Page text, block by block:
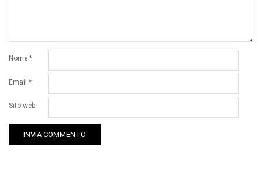
Nome *
Email *
Sito web